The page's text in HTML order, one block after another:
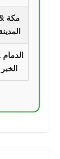
مكة &
المدينة
الدمام &
الخبر